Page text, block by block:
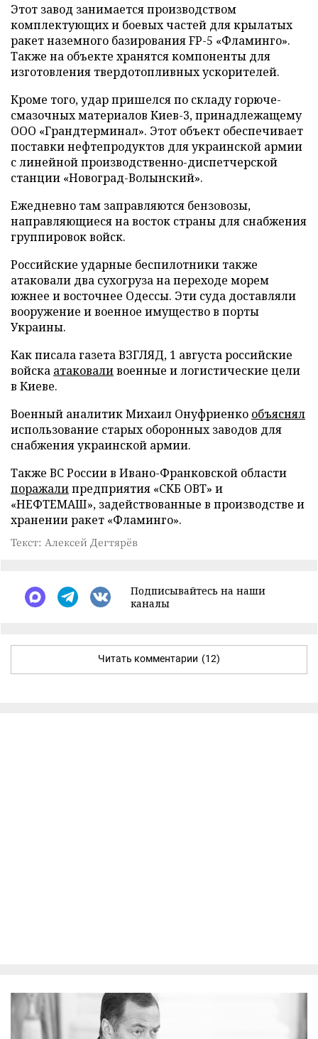
Этот завод занимается производством
комплектующих и боевых частей для крылатых
ракет наземного базирования FP-5 «Фламинго».
Также на объекте хранятся компоненты для
изготовления твердотопливных ускорителей.
Кроме того, удар пришелся по складу горюче-
смазочных материалов Киев-3, принадлежащему
ООО «Грандтерминал». Этот объект обеспечивает
поставки нефтепродуктов для украинской армии
с линейной производственно-диспетчерской
станции «Новоград-Волынский».
Ежедневно там заправляются бензовозы,
направляющиеся на восток страны для снабжения
группировок войск.
Российские ударные беспилотники также
атаковали два сухогруза на переходе морем
южнее и восточнее Одессы. Эти суда доставляли
вооружение и военное имущество в порты
Украины.
Как писала газета ВЗГЛЯД, 1 августа российские
войска атаковаливоенные и логистические цели
в Киеве.
Военный аналитик Михаил Онуфриенко объяснял
использование старых оборонных заводов для
снабжения украинской армии.
Также ВС России в Ивано-Франковской области
поражалипредприятия «СКБ ОВТ» и
«НЕФТЕМАШ», задействованные в производстве и
хранении ракет «Фламинго».
Текст: Алексей Дегтярёв
Подписывайтесь на наши
каналы
Читать комментарии (12)